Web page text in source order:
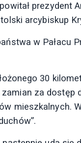
prezydent
arcybiskup
w Pałacu
30
za dostęp
mieszkalnych.